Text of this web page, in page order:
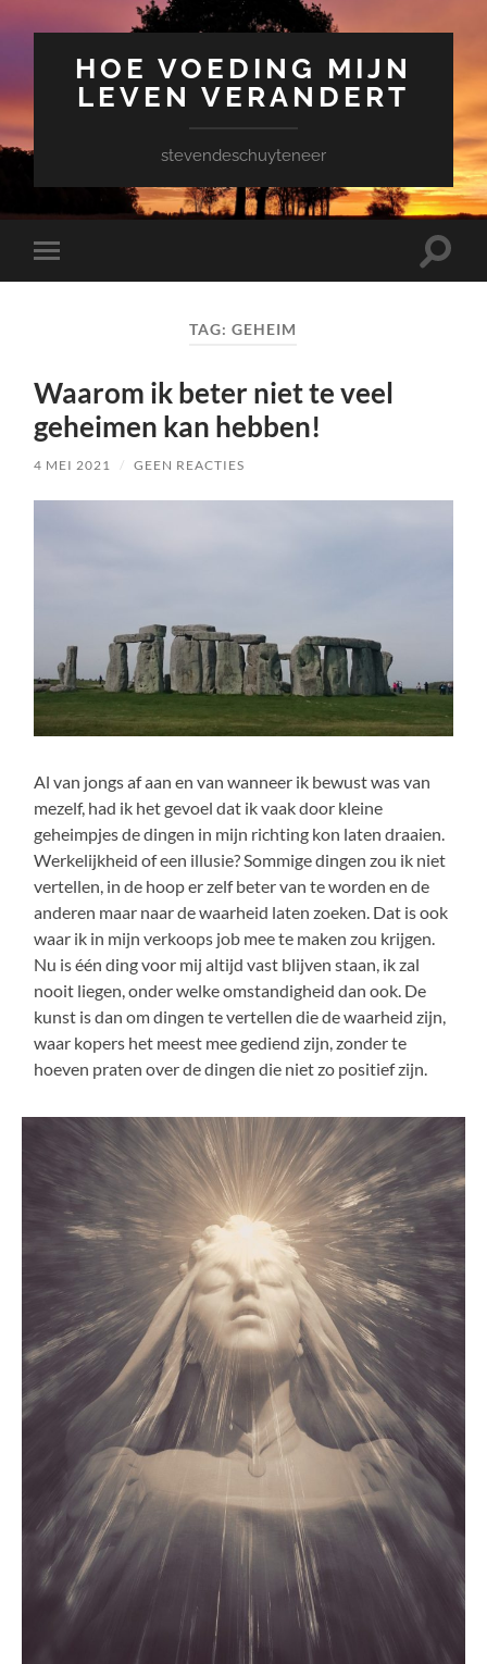
HOE VOEDING MIJN
LEVEN VERANDERT
stevendeschuyteneer
Toggle
mobiel
Toggle
TAG:GEHEIM
Waarom ik beter niet te veel
geheimen kan hebben!
4 MEI 2021 / GEEN REACTIES
Al van jongs af aan en van wanneer ik bewust was van
mezelf, had ik het gevoel dat ik vaak door kleine
geheimpjes de dingen in mijn richting kon laten draaien.
Werkelijkheid of een illusie? Sommige dingen zou ik niet
vertellen, in de hoop er zelf beter van te worden en de
anderen maar naar de waarheid laten zoeken. Dat is ook
waar ik in mijn verkoops job mee te maken zou krijgen.
Nu is één ding voor mij altijd vast blijven staan, ik zal
nooit liegen, onder welke omstandigheid dan ook. De
kunst is dan om dingen te vertellen die de waarheid zijn,
waar kopers het meest mee gediend zijn, zonder te
hoeven praten over de dingen die niet zo positief zijn.